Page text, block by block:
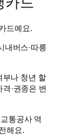
드예요.
내버스·따릉
부나 청년 할
·권종은 변
통공사 역
해요.